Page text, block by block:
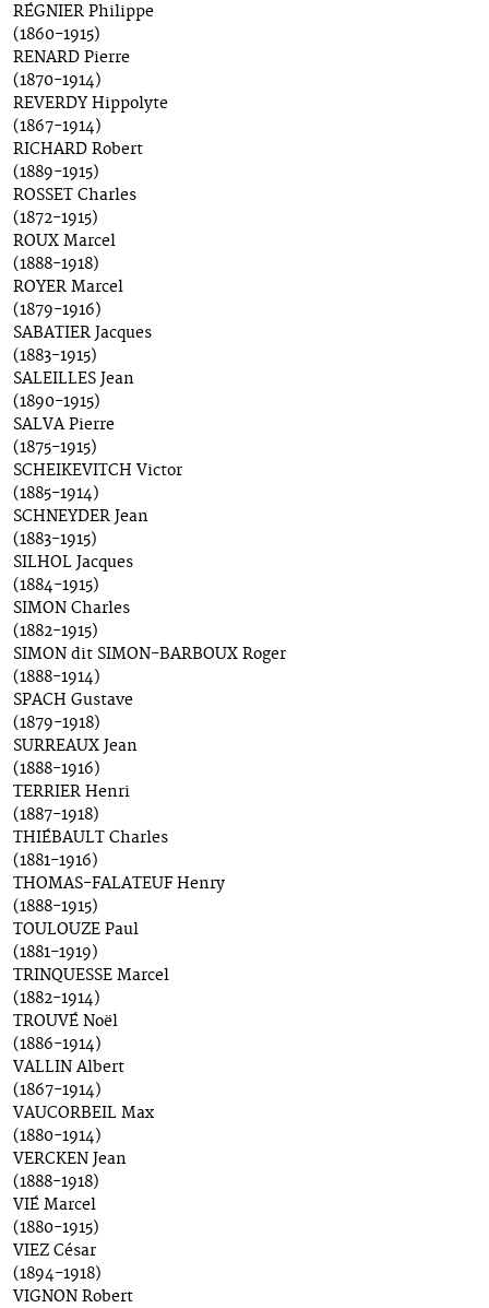
RÉGNIER Philippe
(1860-1915)
RENARD Pierre
(1870-1914)
REVERDY Hippolyte
(1867-1914)
RICHARD Robert
(1889-1915)
ROSSET Charles
(1872-1915)
ROUX Marcel
(1888-1918)
ROYER Marcel
(1879-1916)
SABATIER Jacques
(1883-1915)
SALEILLES Jean
(1890-1915)
SALVA Pierre
(1875-1915)
SCHEIKEVITCH Victor
(1885-1914)
SCHNEYDER Jean
(1883-1915)
SILHOL Jacques
(1884-1915)
SIMON Charles
(1882-1915)
SIMON dit SIMON-BARBOUX Roger
(1888-1914)
SPACH Gustave
(1879-1918)
SURREAUX Jean
(1888-1916)
TERRIER Henri
(1887-1918)
THIÉBAULT Charles
(1881-1916)
THOMAS-FALATEUF Henry
(1888-1915)
TOULOUZE Paul
(1881-1919)
TRINQUESSE Marcel
(1882-1914)
TROUVÉ Noël
(1886-1914)
VALLIN Albert
(1867-1914)
VAUCORBEIL Max
(1880-1914)
VERCKEN Jean
(1888-1918)
VIÉ Marcel
(1880-1915)
VIEZ César
(1894-1918)
VIGNON Robert